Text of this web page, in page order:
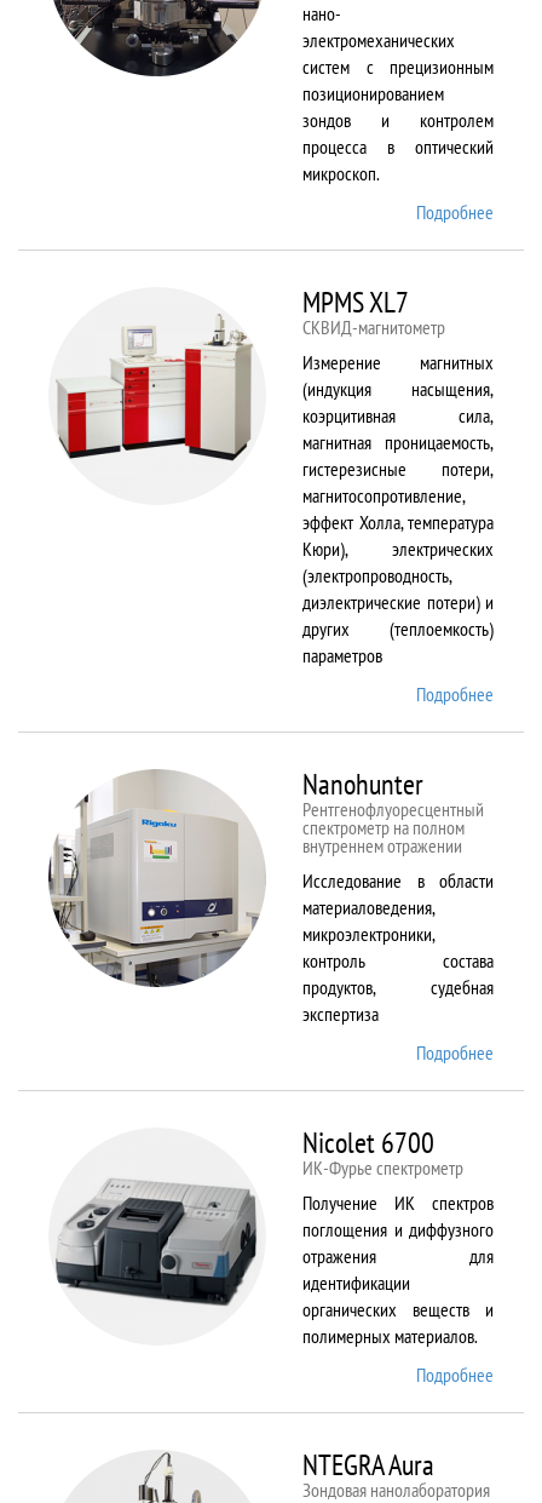
нано-
электромеханических
систем с прецизионным
позиционированием
зондов и контролем
процесса в оптический
микроскоп.
Подробнее
MPMS XL7
СКВИД-магнитометр
Измерение магнитных
(индукция насыщения,
коэрцитивная сила,
магнитная проницаемость,
гистерезисные потери,
магнитосопротивление,
эффект Холла, температура
Кюри), электрических
(электропроводность,
диэлектрические потери) и
других (теплоемкость)
параметров
Подробнее
Nanohunter
Рентгенофлуоресцентный
спектрометр на полном
внутреннем отражении
Исследование в области
материаловедения,
микроэлектроники,
контроль состава
продуктов, судебная
экспертиза
Подробнее
Nicolet 6700
ИК-Фурье спектрометр
Получение ИК спектров
поглощения и диффузного
отражения для
идентификации
органических веществ и
полимерных материалов.
Подробнее
NTEGRA Aura
Зондовая нанолаборатория